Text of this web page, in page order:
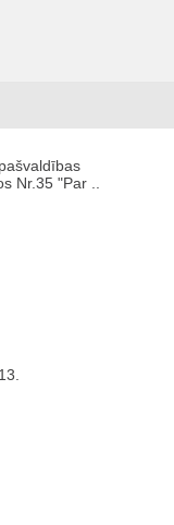
Nr.35 "Par ..